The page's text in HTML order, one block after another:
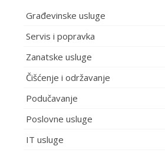
Građevinske usluge
Servis i popravka
Zanatske usluge
Čišćenje i održavanje
Podučavanje
Poslovne usluge
IT usluge